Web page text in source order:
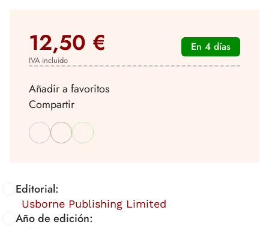
Editorial:
Usborne Publishing Limited
Año de edición:
12,50 €
IVA incluido
En 4 días
Añadir a favoritos
Compartir